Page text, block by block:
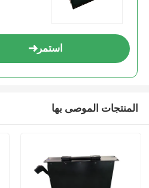
استمر
المنتجات الموصى بها